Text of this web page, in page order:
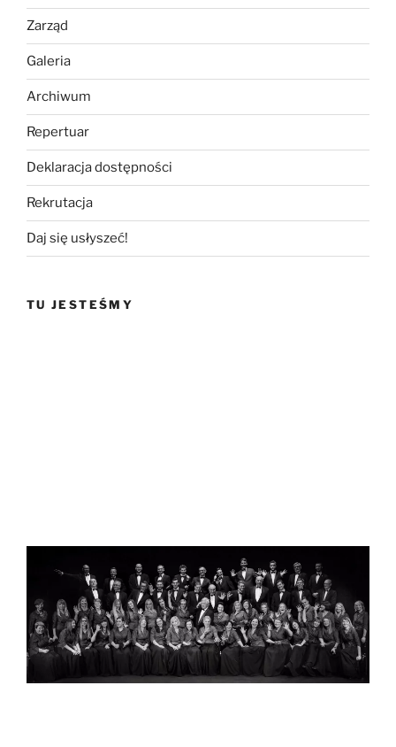
Zarząd
Galeria
Archiwum
Repertuar
Deklaracja dostępności
Rekrutacja
Daj się usłyszeć!
TU JESTEŚMY